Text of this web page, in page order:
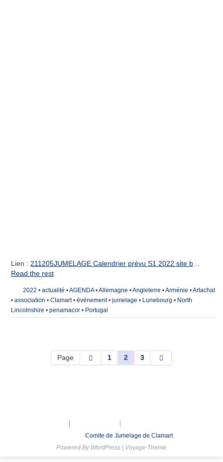
Lien : 211205JUMELAGE Calendrier prévu S1 2022 site b…
Read the rest
2022 • actualité •AGENDA•Allemagne •Angleterre •Arménie •Artachat
• association • Clamart• événement• jumelage • Lunebourg • North
Lincolnshire • penamacor• Portugal
Page 1 2 3
Comite de Jumelage de Clamart
Powered By WordPress Voyage Theme